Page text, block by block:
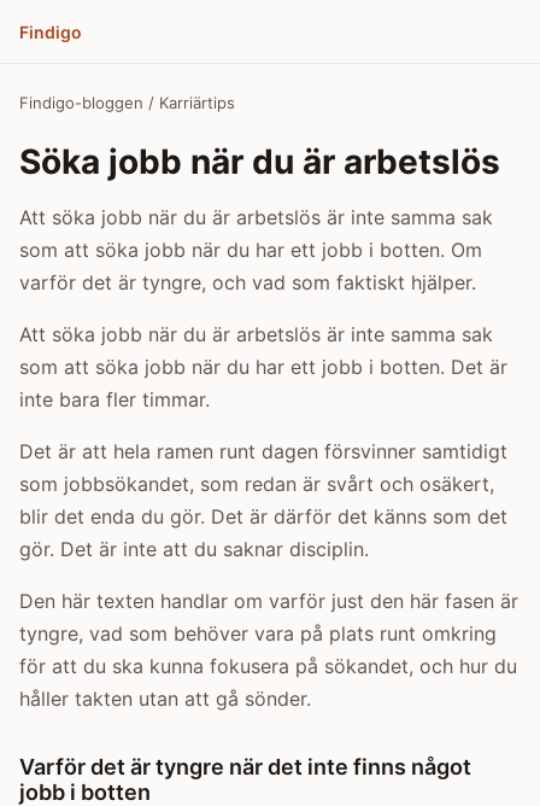
Findigo
Findigo-bloggen / Karriärtips
Söka jobb när du är arbetslös
Att söka jobb när du är arbetslös är inte samma sak
som att söka jobb när du har ett jobb i botten. Om
varför det är tyngre, och vad som faktiskt hjälper.
Att söka jobb när du är arbetslös är inte samma sak
som att söka jobb när du har ett jobb i botten. Det är
inte bara fler timmar.
Det är att hela ramen runt dagen försvinner samtidigt
som jobbsökandet, som redan är svårt och osäkert,
blir det enda du gör. Det är därför det känns som det
gör. Det är inte att du saknar disciplin.
Den här texten handlar om varför just den här fasen är
tyngre, vad som behöver vara på plats runt omkring
för att du ska kunna fokusera på sökandet, och hur du
håller takten utan att gå sönder.
Varför det är tyngre när det inte finns något
jobb i botten